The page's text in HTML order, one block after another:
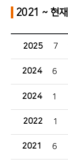
2021 ~ 현재
2025 7
2024 6
2024 1
2022 1
2021 6